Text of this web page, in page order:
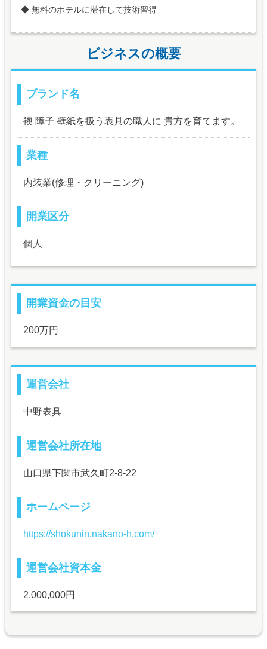
◆ 無料のホテルに滞在して技術習得
ビジネスの概要
ブランド名
襖 障子 壁紙を扱う表具の職人に 貴方を育てます。
業種
内装業(修理・クリーニング)
開業区分
個人
開業資金の目安
200万円
運営会社
中野表具
運営会社所在地
山口県下関市武久町2-8-22
ホームページ
https://shokunin.nakano-h.com/
運営会社資本金
2,000,000円